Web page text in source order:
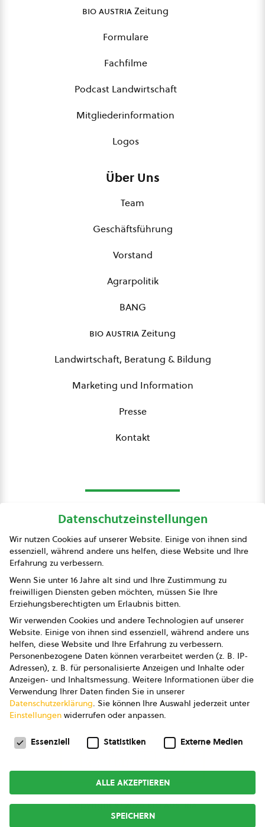
bio austriaZeitung
Formulare
Fachfilme
Podcast Landwirtschaft
Mitgliederinformation
Logos
Über Uns
Team
Geschäftsführung
Vorstand
Agrarpolitik
BANG
bio austriaZeitung
Landwirtschaft, Beratung & Bildung
Marketing und Information
Presse
Kontakt
Presse
Impressum
Datenschutz
AGB
AGB Marketing GmbH
AGB Bildung
Newsletter
Copyright © 2026bio austria
Datenschutzeinstellungen
Wir nutzen Cookies auf unserer Website. Einige von ihnen sind
essenziell, während andere uns helfen, diese Website und Ihre
Erfahrung zu verbessern.
Wenn Sie unter 16 Jahre alt sind und Ihre Zustimmung zu
freiwilligen Diensten geben möchten, müssen Sie Ihre
Erziehungsberechtigten um Erlaubnis bitten.
Wir verwenden Cookies und andere Technologien auf unserer
Website. Einige von ihnen sind essenziell, während andere uns
helfen, diese Website und Ihre Erfahrung zu verbessern.
Personenbezogene Daten können verarbeitet werden (z. B. IP-
Adressen), z. B. für personalisierte Anzeigen und Inhalte oder
Anzeigen- und Inhaltsmessung. Weitere Informationen über die
Verwendung Ihrer Daten finden Sie in unserer
Datenschutzerklärung. Sie können Ihre Auswahl jederzeit unter
Einstellungen widerrufen oder anpassen.
Datenschutzeinstellungen
Essenziell Statistiken Externe Medien
ALLE AKZEPTIEREN
SPEICHERN